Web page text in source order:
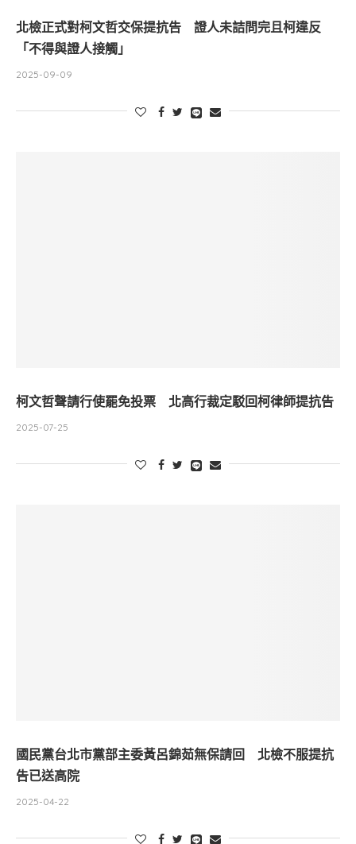
北檢正式對柯文哲交保提抗告 證人未詰問完且柯違反
「不得與證人接觸」
2025-09-09
柯文哲聲請行使罷免投票 北高行裁定駁回柯律師提抗告
2025-07-25
國民黨台北市黨部主委黃呂錦茹無保請回 北檢不服提抗
告已送高院
2025-04-22